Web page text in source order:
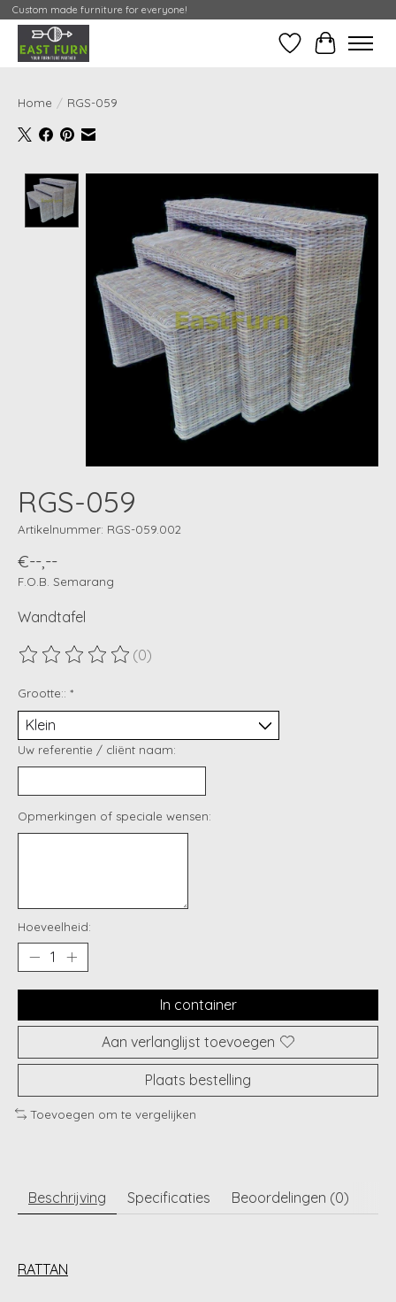
Custom made furniture for everyone!
Verlanglijst
Mijn
Home / RGS-059
RGS-059
Artikelnummer: RGS-059.002
€--,--
F.O.B. Semarang
Wandtafel
De beoordeling van dit product is
(0)
Grootte:: *
Uw referentie / cliënt naam:
Opmerkingen of speciale wensen:
Hoeveelheid:
In container
Aan verlanglijst toevoegen
Plaats bestelling
Toevoegen om te vergelijken
Beschrijving Specificaties Beoordelingen (0)
RATTAN